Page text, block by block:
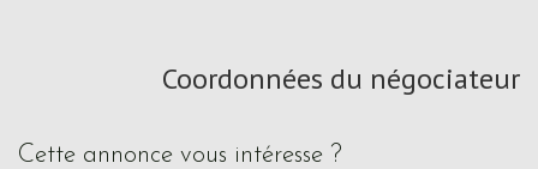
Coordonnées du négociateur
cette annonce vous intéresse ?